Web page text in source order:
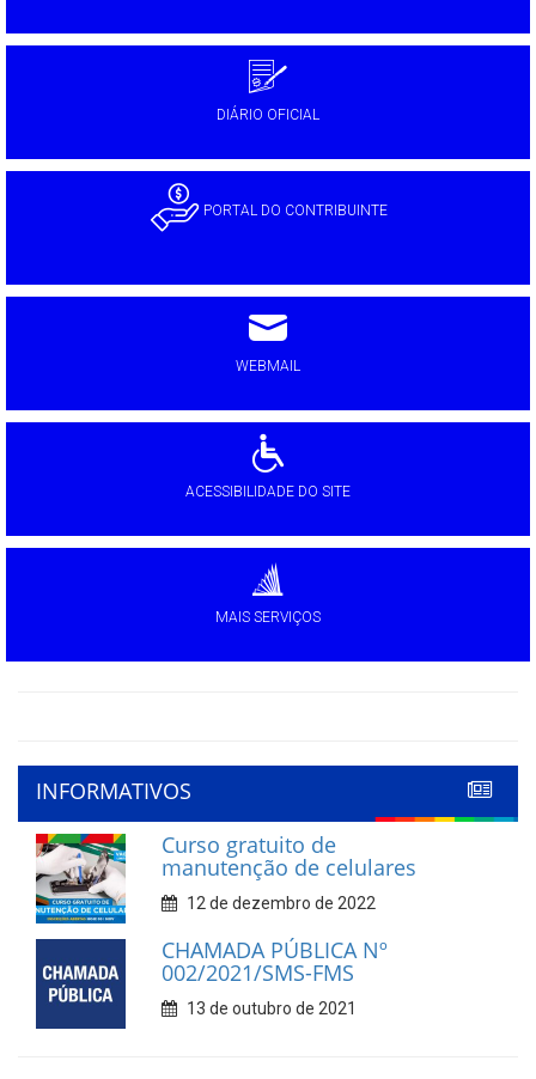
DIÁRIO OFICIAL
PORTAL DO CONTRIBUINTE
WEBMAIL
ACESSIBILIDADE DO SITE
MAIS SERVIÇOS
INFORMATIVOS
Curso gratuito de
manutenção de celulares
12 de dezembro de 2022
CHAMADA PÚBLICA Nº
002/2021/SMS-FMS
13 de outubro de 2021